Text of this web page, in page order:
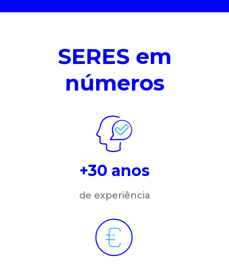
SERES em
números
+30 anos
de experiência